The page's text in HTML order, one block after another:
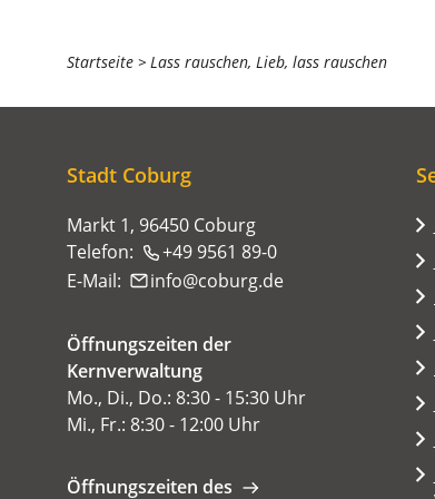
Sie
befinden
hier:
Startseite Lass rauschen, Lieb, lass rauschen
Stadt Coburg
Markt 1, 96450 Coburg
Telefon:
+49 9561 89-0
E-Mail:
info coburg de
Öffnungszeiten der
Kernverwaltung
Mo., Di., Do.: 8:30 - 15:30 Uhr
Mi., Fr.: 8:30 - 12:00 Uhr
Öffnungszeiten des
in
in